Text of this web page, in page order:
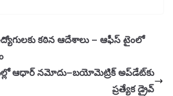
కఠిన ఆదేశాలు – ఆఫీస్ టైంలో
ఆధార్ నమోదు–బయోమెట్రిక్ అప్‌డేట్‌కు
ప్రత్యేక డ్రైవ్